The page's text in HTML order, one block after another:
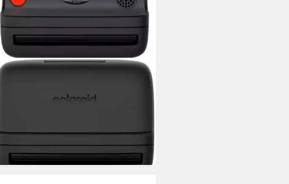
POLAROID
Auflösung Foto
in 6-8 Werktagen bei dir